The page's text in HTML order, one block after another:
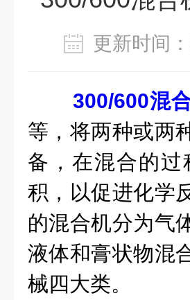
更新时
300/600混
等，将两种或两
备，在混合的
积，以促进化学
的混合机分为气
液体和膏状物混
械四大类。